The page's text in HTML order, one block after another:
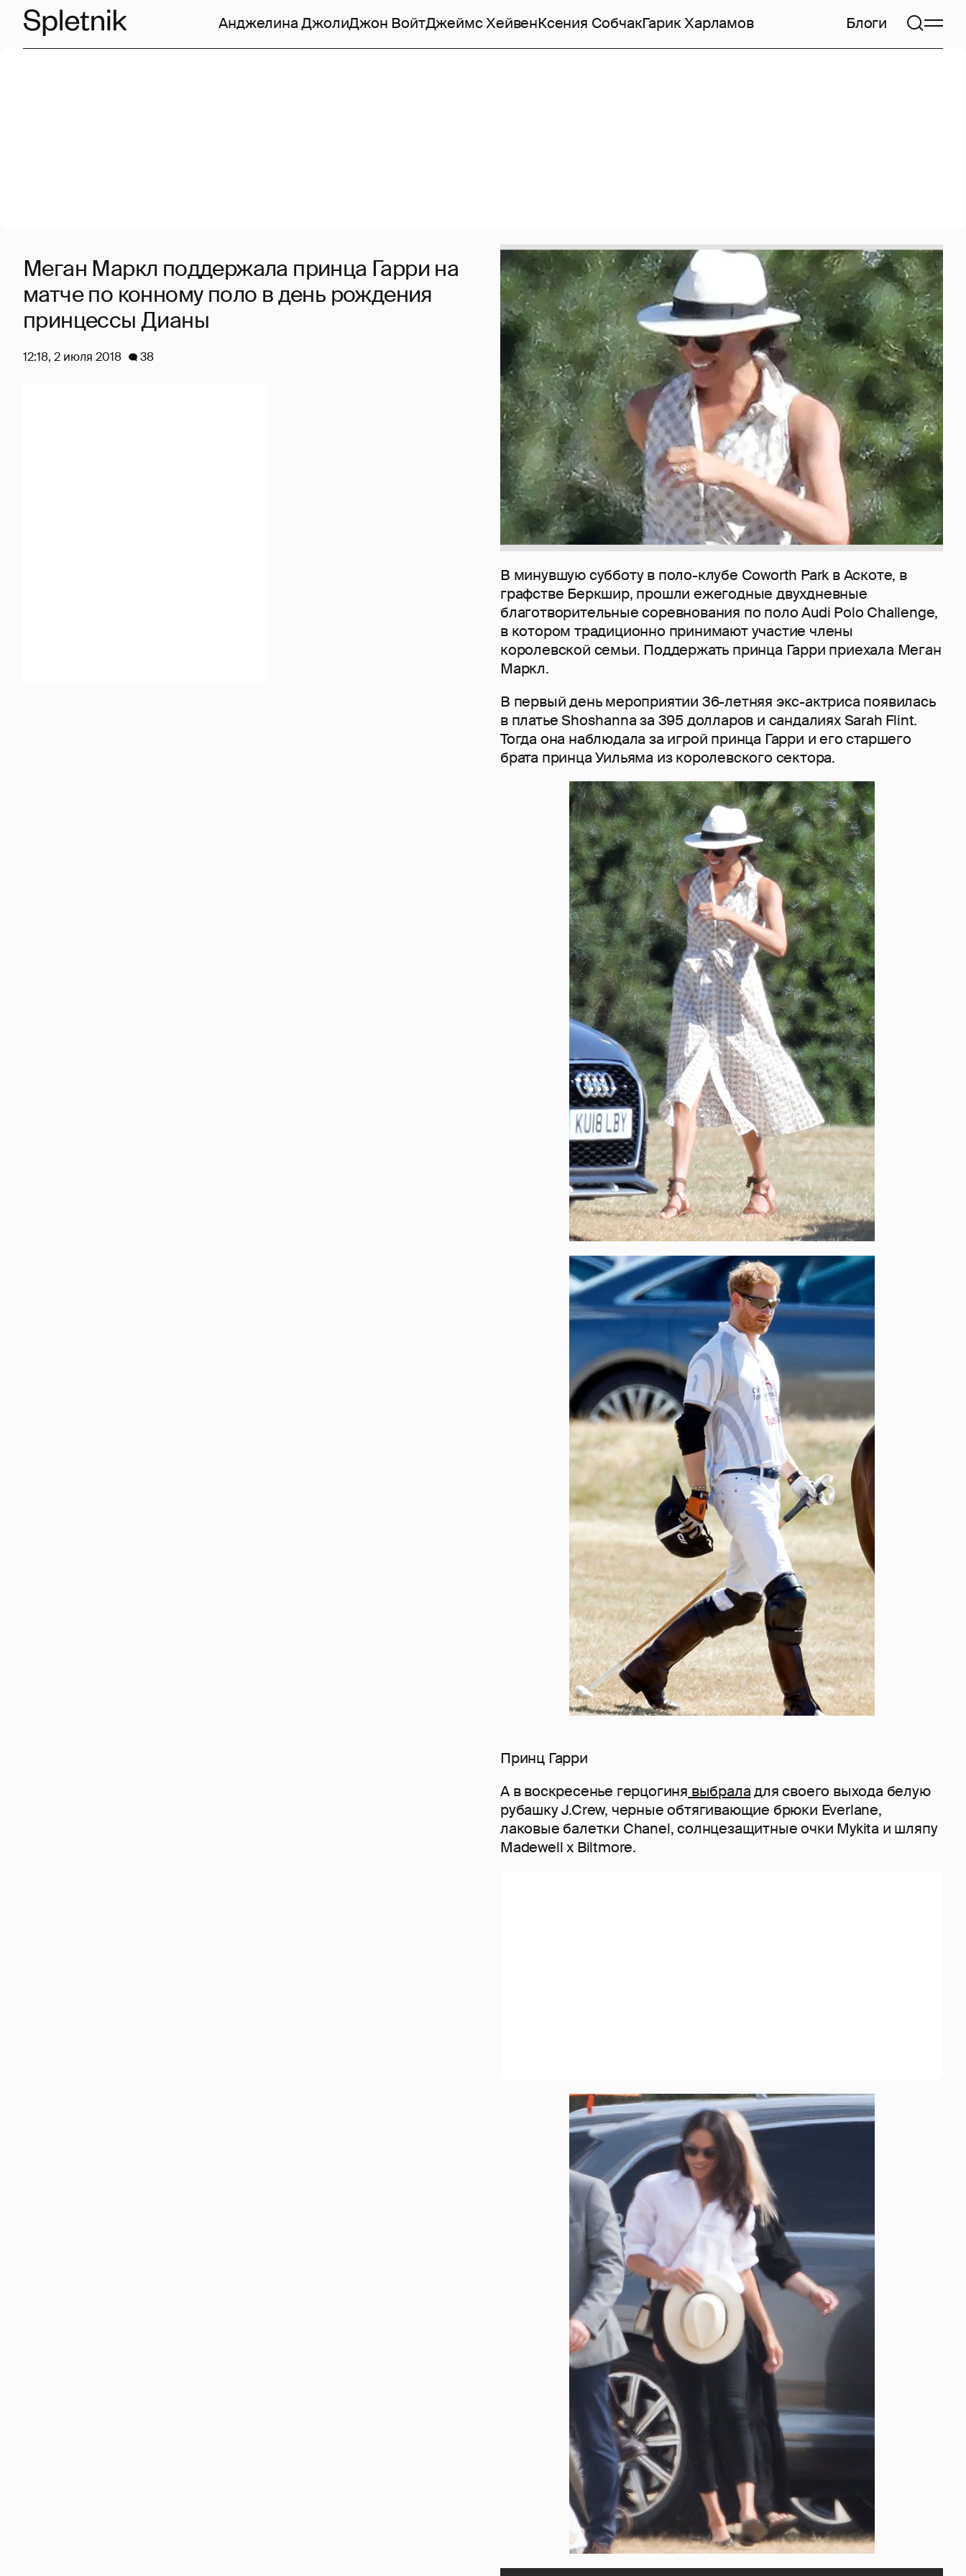
Анджелина ДжолиДжон ВойтДжеймс ХейвенКсения СобчакГарик Харламов Блоги
В минувшую субботу в поло-клубе Coworth Park в Аскоте, в
графстве Беркшир, прошли ежегодные двухдневные
благотворительные соревнования по поло Audi Polo Challenge,
в котором традиционно принимают участие члены
королевской семьи. Поддержать принца Гарри приехала Меган
Маркл.
В первый день мероприятии 36-летняя экс-актриса появилась
в платье Shoshanna за 395 долларов и сандалиях Sarah Flint.
Тогда она наблюдала за игрой принца Гарри и его старшего
брата принца Уильяма из королевского сектора.
Принц Гарри
А в воскресенье герцогиня выбраладля своего выхода белую
рубашку J.Crew, черные обтягивающие брюки Everlane,
лаковые балетки Chanel, солнцезащитные очки Mykita и шляпу
Madewell x Biltmore.
Меган Маркл поддержала принца Гарри на
матче по конному поло в день рождения
принцессы Дианы
12:18, 2 июля 2018 38